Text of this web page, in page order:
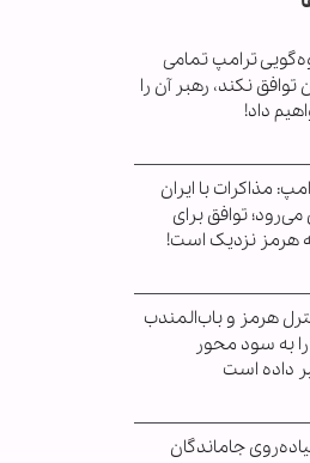
ترامپ تمامی
توافق نکند، رهبر آن را
داد!
مذاکرات با ایران
توافق برای
هرمز نزدیک است!
هرمز و باب‌المندب
به سود محور
داده است
جاماندگان